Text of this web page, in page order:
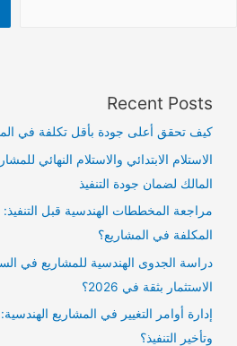
Recent Posts
كيف تحقق أعلى جودة بأقل تكلفة في
الاستلام الابتدائي والاستلام النهائي
المالك لضمان جودة التنفيذ
مراجعة المخططات الهندسية قبل
المكلفة في المشاريع؟
دراسة الجدوى الهندسية للمشاريع في
الاستثمار بثقة في 2026؟
إدارة أوامر التغيير في المشاريع
وتأخير التنفيذ؟